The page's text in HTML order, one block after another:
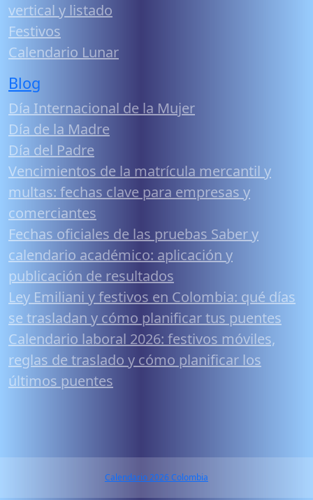
vertical y listado
Festivos
Calendario Lunar
Blog
Día Internacional de la Mujer
Día de la Madre
Día del Padre
Vencimientos de la matrícula mercantil y
multas: fechas clave para empresas y
comerciantes
Fechas oficiales de las pruebas Saber y
calendario académico: aplicación y
publicación de resultados
Ley Emiliani y festivos en Colombia: qué días
se trasladan y cómo planificar tus puentes
Calendario laboral 2026: festivos móviles,
reglas de traslado y cómo planificar los
últimos puentes
Calendario 2026 Colombia